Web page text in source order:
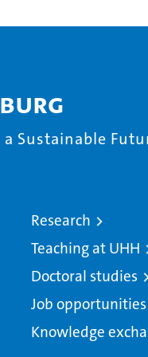
Sustainable
Research
Teaching at UHH
Doctoral studies
Job opportunities
Knowledge